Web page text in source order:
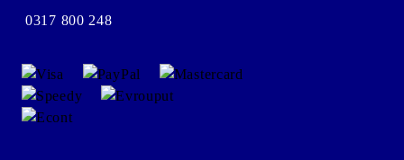
0317 800 248